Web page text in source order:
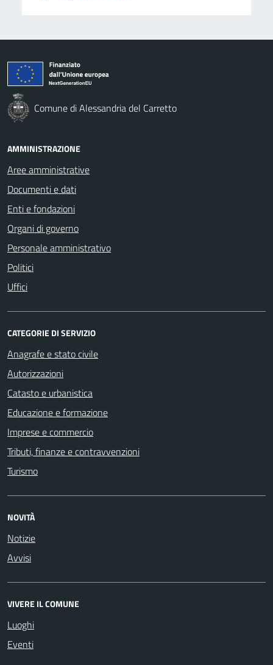
Comune di Alessandria del Carretto
AMMINISTRAZIONE
Aree amministrative
Documenti e dati
Enti e fondazioni
Organi di governo
Personale amministrativo
Politici
Uffici
CATEGORIE DI SERVIZIO
Anagrafe e stato civile
Autorizzazioni
Catasto e urbanistica
Educazione e formazione
Imprese e commercio
Tributi, finanze e contravvenzioni
Turismo
NOVITÀ
Notizie
Avvisi
VIVERE IL COMUNE
Luoghi
Eventi